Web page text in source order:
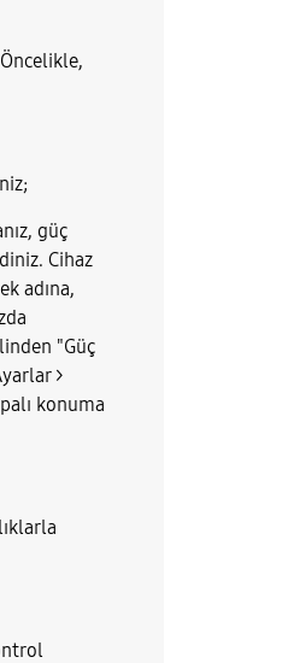
güç
Cihaz
adına,
"Güç
>
konuma